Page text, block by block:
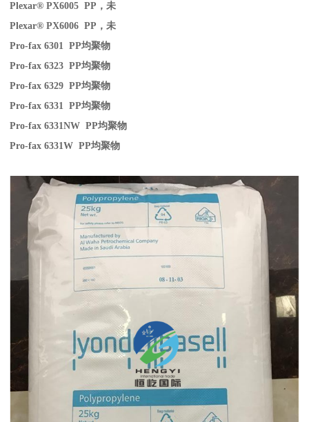
Plexar® PX6005 PP ，未
Plexar® PX6006 PP ，未
Pro-fax 6301 PP均聚物
Pro-fax 6323 PP均聚物
Pro-fax 6329 PP均聚物
Pro-fax 6331 PP均聚物
Pro-fax 6331NW PP均聚物
Pro-fax 6331W PP均聚物